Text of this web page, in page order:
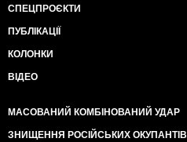
СПЕЦПРОЄКТИ
ПУБЛІКАЦІЇ
КОЛОНКИ
ВІДЕО
МАСОВАНИЙ КОМБІНОВАНИЙ УДАР
ЗНИЩЕННЯ РОСІЙСЬКИХ ОКУПАНТІВ